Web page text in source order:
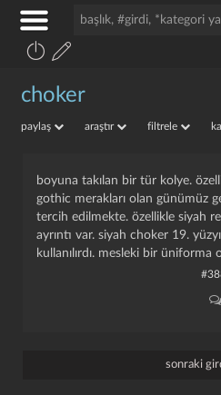
choker
paylaş araştır filtrele
boyuna takılan bir tür kolye.
gothic merakları olan günümüz
tercih edilmekte. özellikle siyah
ayrıntı var. siyah choker 19.
kullanılırdı. mesleki bir üniforma
sonraki